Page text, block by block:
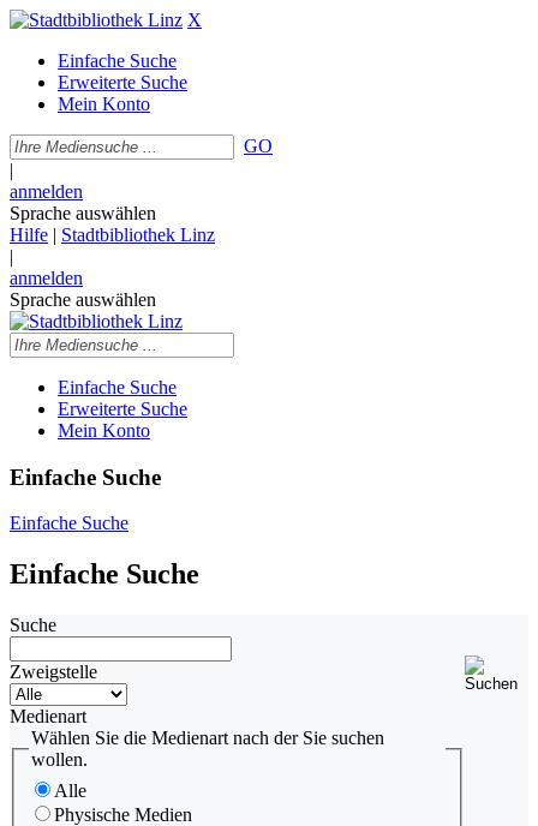
X
Einfache Suche
Erweiterte Suche
Mein Konto
GO
|
anmelden
Sprache auswählen
Hilfe | Stadtbibliothek Linz
|
anmelden
Sprache auswählen
Einfache Suche
Erweiterte Suche
Mein Konto
Einfache Suche
Einfache Suche
Einfache Suche
Suche
Zweigstelle
Medienart
Wählen Sie die Medienart nach der Sie suchen
wollen.
Alle
Physische Medien